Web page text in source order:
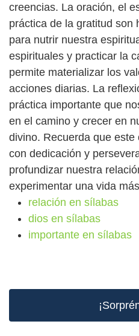
creencias. La oración, el
práctica de la gratitud son
para nutrir nuestra
espirituales y practicar la
permite materializar los
acciones diarias. La
práctica importante que
en el camino y crecer en
divino. Recuerda que
con dedicación y
profundizar nuestra
experimentar una vida
relación en sílabas
dios en sílabas
importante en sílabas